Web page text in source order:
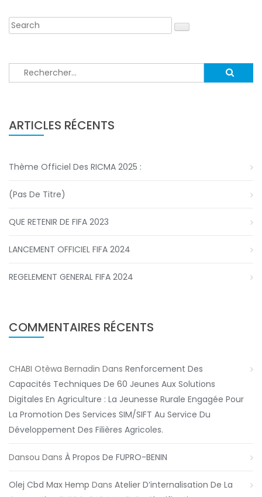
Rechercher :
ARTICLES RÉCENTS
Thème Officiel Des RICMA 2025 :
(pas De Titre)
QUE RETENIR DE FIFA 2023
LANCEMENT OFFICIEL FIFA 2024
REGELEMENT GENERAL FIFA 2024
COMMENTAIRES RÉCENTS
CHABI Otèwa Bernadin Dans Renforcement Des
Capacités Techniques De 60 Jeunes Aux Solutions
Digitales En Agriculture : La Jeunesse Rurale Engagée Pour
La Promotion Des Services SIM/SIFT Au Service Du
Développement Des Filières Agricoles.
Dansou Dans À Propos De FUPRO-BENIN
Olej Cbd Max Hemp Dans Atelier D’internalisation De La